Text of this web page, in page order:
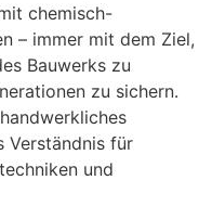
chemisch-
– immer mit dem Ziel,
Bauwerks zu
zu sichern.
Verständnis für
und